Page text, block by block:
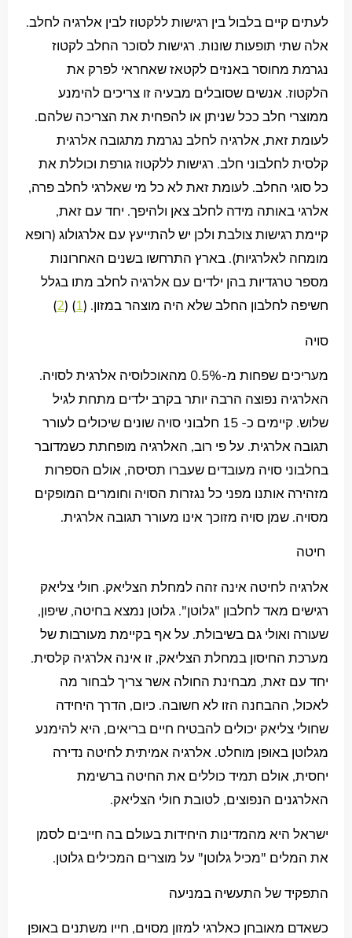
לעתים קיים בלבול בין רגישות ללקטוז לבין אלרגיה לחלב.
אלה שתי תופעות שונות. רגישות לסוכר החלב לקטוז
נגרמת מחוסר באנזים לקטאז שאחראי לפרק את
הלקטוז. אנשים שסובלים מבעיה זו צריכים להימנע
ממוצרי חלב ככל שניתן או להפחית את הצריכה שלהם.
לעומת זאת, אלרגיה לחלב נגרמת מתגובה אלרגית
קלסית לחלבוני חלב. רגישות ללקטוז גורפת וכוללת את
כל סוגי החלב. לעומת זאת לא כל מי שאלרגי לחלב פרה,
אלרגי באותה מידה לחלב צאן ולהיפך. יחד עם זאת,
קיימת רגישות צולבת ולכן יש להתייעץ עם אלרגולוג (רופא
מומחה לאלרגיות). בארץ התרחשו בשנים האחרונות
מספר טרגדיות בהן ילדים עם אלרגיה לחלב מתו בגלל
חשיפה לחלבון החלב שלא היה מוצהר במזון. (1
) (
2
)
סויה
מעריכים שפחות מ-0.5% מהאוכלוסיה אלרגית לסויה.
האלרגיה נפוצה הרבה יותר בקרב ילדים מתחת לגיל
שלוש. קיימים כ- 15 חלבוני סויה שונים שיכולים לעורר
תגובה אלרגית. על פי רוב, האלרגיה מופחתת כשמדובר
בחלבוני סויה מעובדים שעברו תסיסה, אולם הספרות
מזהירה אותנו מפני כל נגזרות הסויה וחומרים המופקים
מסויה. שמן סויה מזוכך אינו מעורר תגובה אלרגית.
חיטה
אלרגיה לחיטה אינה זהה למחלת הצליאק. חולי צליאק
רגישים מאד לחלבון "גלוטן". גלוטן נמצא בחיטה, שיפון,
שעורה ואולי גם בשיבולת. על אף בקיימת מעורבות של
מערכת החיסון במחלת הצליאק, זו אינה אלרגיה קלסית.
יחד עם זאת, מבחינת החולה אשר צריך לבחור מה
לאכול, ההבחנה הזו לא חשובה. כיום, הדרך היחידה
שחולי צליאק יכולים להבטיח חיים בריאים, היא להימנע
מגלוטן באופן מוחלט. אלרגיה אמיתית לחיטה נדירה
יחסית, אולם תמיד כוללים את החיטה ברשימת
האלרגנים הנפוצים, לטובת חולי הצליאק.
ישראל היא מהמדינות היחידות בעולם בה חייבים לסמן
את המלים "מכיל גלוטן" על מוצרים המכילים גלוטן.
התפקיד של התעשיה במניעה
כשאדם מאובחן כאלרגי למזון מסוים, חייו משתנים באופן